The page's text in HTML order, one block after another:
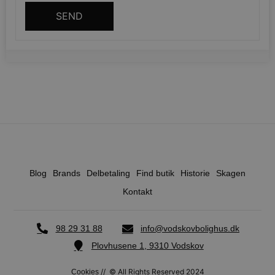
SEND
Blog Brands Delbetaling Find butik Historie
Skagen
Kontakt
98 29 31 88
info@vodskovbolighus.dk
Plovhusene 1, 9310 Vodskov
Cookies// © All Rights Reserved 2024
woocommerce_cart_hash Automattic